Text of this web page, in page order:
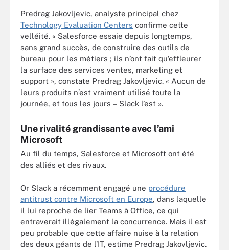
Predrag Jakovljevic, analyste principal chez
Technology Evaluation Centers confirme cette
velléité. « Salesforce essaie depuis longtemps,
sans grand succès, de construire des outils de
bureau pour les métiers ; ils n’ont fait qu’effleurer
la surface des services ventes, marketing et
support », constate Predrag Jakovljevic. « Aucun de
leurs produits n’est vraiment utilisé toute la
journée, et tous les jours – Slack l’est ».
Une rivalité grandissante avec l’ami
Microsoft
Au fil du temps, Salesforce et Microsoft ont été
des alliés et des rivaux.
Or Slack a récemment engagé une procédure
antitrust contre Microsoft en Europe, dans laquelle
il lui reproche de lier Teams à Office, ce qui
entraverait illégalement la concurrence. Mais il est
peu probable que cette affaire nuise à la relation
des deux géants de l’IT, estime Predrag Jakovljevic.